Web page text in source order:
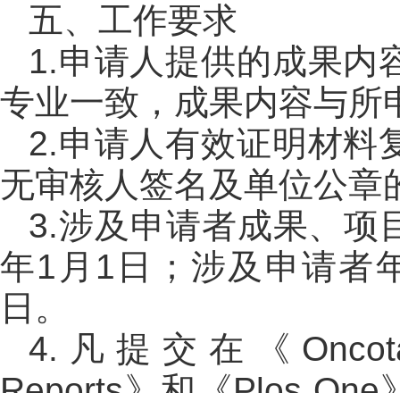
五、工作要求
1.申请人提供的成果内
专业一致，成果内容与所
2.申请人有效证明材料
无审核人签名及单位公章
3.涉及申请者成果、项
年1月1日；涉及申请者
日。
4.凡提交在《